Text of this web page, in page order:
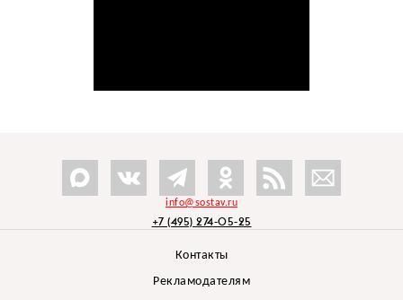
info@sostav.ru
+7 (495) 274-05-25
Контакты
Рекламодателям